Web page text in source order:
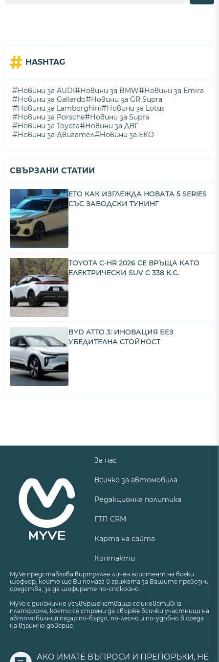
# HASHTAG
#Новини за AUDI#Новини за BMW#Новини за Emira
#Новини за Gallardo#Новини за GR Supra
#Новини за Lamborghini#Новини за Lotus
#Новини за Porsche#Новини за Supra
#Новини за Toyota#Новини за ДВГ
#Новини за Двигател#Новини за ЕКО
СВЪРЗАНИ СТАТИИ
ЕТО КАК ИЗГЛЕЖДА НОВАТА 5 SERIES
СЪС ЗАВОДСКИ ТУНИНГ
TOYOTA C-HR 2026 СЕ ВРЪЩА КАТО
ЕЛЕКТРИЧЕСКИ SUV С 338 К.С.
BYD ATTO 3: ИНОВАЦИЯ БЕЗ
УБЕДИТЕЛНА СТОЙНОСТ
За нас
Всичко за автомобила
Редакционна политика
ГТП CRM
Карта на сайта
Контакти
MyVe представлява виртуален личен асистент на всеки
шофьор, който ще Ви помага в грижата за Вашите превозни
средства, за да шофирате по-спокойно.
MyVe е динамично усъвършенстваща се иновативна
платформа, която се стреми да свърже всички участници на
автомобилния пазар по-бързо, по-лесно и по-удобно в среда
на взаимно доверие.
АКО ИМАТЕ ВЪПРОСИ И ПРЕПОРЪКИ, НЕ